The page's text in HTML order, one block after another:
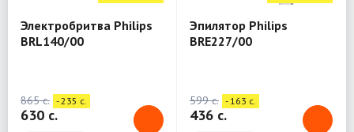
Электробритва Philips
BRL140/00
865 c. - 235 c.
630 c.
Эпилятор Philips
BRE227/00
599 c. - 163 c.
436 c.